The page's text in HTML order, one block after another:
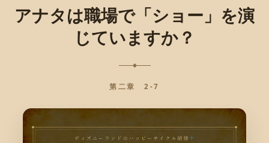
アナタは職場で「ショー」を演
じていますか？
第二章 2-7